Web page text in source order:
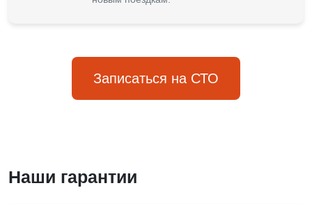
Записаться на СТО
Наши гарантии